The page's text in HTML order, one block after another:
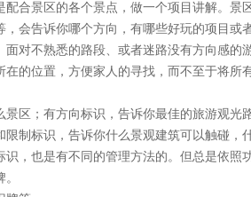
合景区的各个景点，做一个项目讲解。景
会告诉你哪个方向，有哪些好玩的项目或
对不熟悉的路段、或者迷路没有方向感的
的位置，方便家人的寻找，而不至于将所
区；有方向标识，告诉你最佳的旅游观光
制标识，告诉你什么景观建筑可以触碰，
，也是有不同的管理方法的。但总是依照